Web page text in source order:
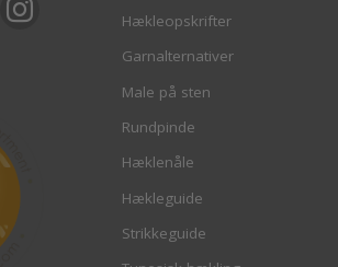
Hækleopskrifter
Garnalternativer
Male på sten
Rundpinde
Hæklenåle
Hækleguide
Strikkeguide